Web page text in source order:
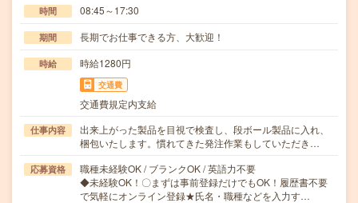
時間 08:45～17:30
期間 長期でお仕事できる方、大歓迎！
時給 時給1280円
交通費
交通費規定内支給
仕事内容
出来上がった製品を目視で検査し、段ボール製品に入れ、
梱包いたします。慣れてきた発注作業もしていただき…
応募資格
職種未経験OK / ブランクOK / 英語力不要
◆未経験OK！〇まずは事前登録だけでもOK！履歴書不要
で気軽にオンライン登録★氏名・職種などを入力す…